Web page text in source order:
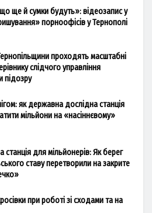
ще й сумки будуть»: відеозапис у
порноофісів у Тернополі
проходять масштабні
слідчого управління
підозру
як державна дослідна станція
мільйони на «насіннєвому»
станція для мільйонерів: Як берег
ставу перетворили на закрите
при роботі зі сходами та на